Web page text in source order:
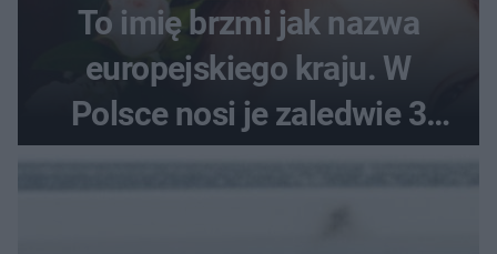
To imię brzmi jak nazwa
europejskiego kraju. W
Polsce nosi je zaledwie 3